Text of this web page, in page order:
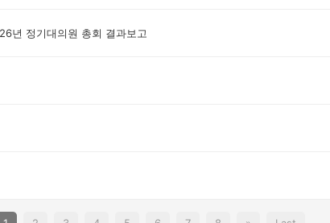
년 정기대의원 총회 결과보고